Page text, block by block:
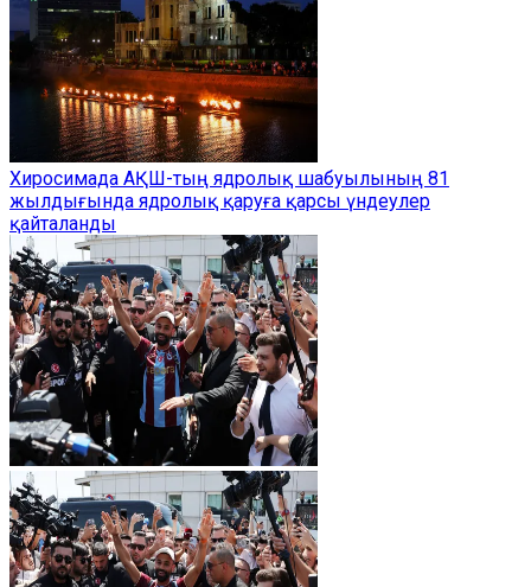
Хиросимада АҚШ-тың ядролық шабуылының 81
жылдығында ядролық қаруға қарсы үндеулер
қайталанды